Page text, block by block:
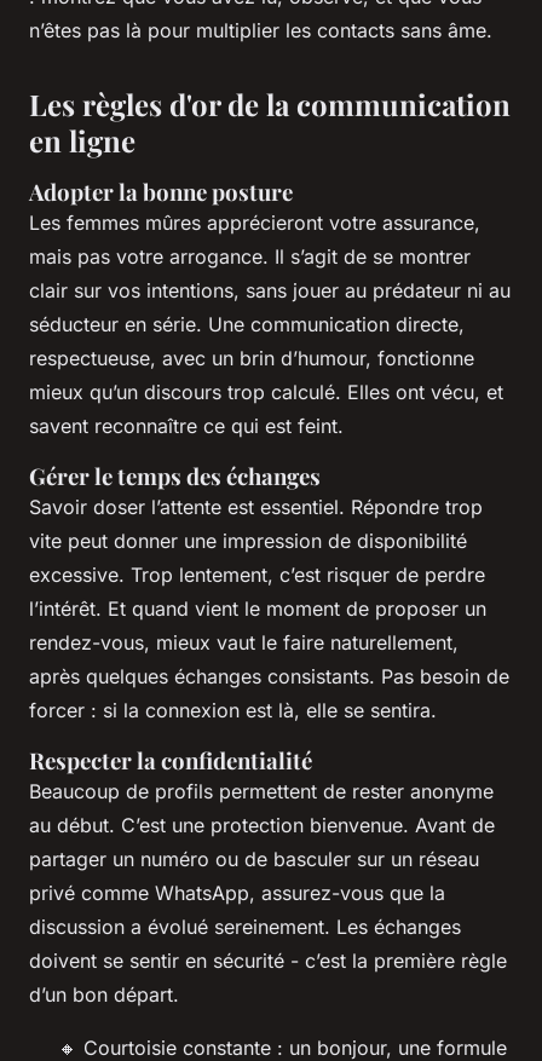
n’êtes pas là pour multiplier les contacts sans âme.
Les règles d'or de la communication
en ligne
Adopter la bonne posture
Les femmes mûres apprécieront votre assurance,
mais pas votre arrogance. Il s’agit de se montrer
clair sur vos intentions, sans jouer au prédateur ni au
séducteur en série. Une communication directe,
respectueuse, avec un brin d’humour, fonctionne
mieux qu’un discours trop calculé. Elles ont vécu, et
savent reconnaître ce qui est feint.
Gérer le temps des échanges
Savoir doser l’attente est essentiel. Répondre trop
vite peut donner une impression de disponibilité
excessive. Trop lentement, c’est risquer de perdre
l’intérêt. Et quand vient le moment de proposer un
rendez-vous, mieux vaut le faire naturellement,
après quelques échanges consistants. Pas besoin de
forcer : si la connexion est là, elle se sentira.
Respecter la confidentialité
Beaucoup de profils permettent de rester anonyme
au début. C’est une protection bienvenue. Avant de
partager un numéro ou de basculer sur un réseau
privé comme WhatsApp, assurez-vous que la
discussion a évolué sereinement. Les échanges
doivent se sentir en sécurité - c’est la première règle
d’un bon départ.
🔸 Courtoisie constante : un bonjour, une formule